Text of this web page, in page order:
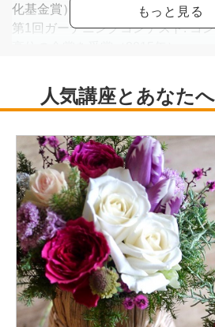
化基金賞）。
第1回ガーデニングコンテスト: コ